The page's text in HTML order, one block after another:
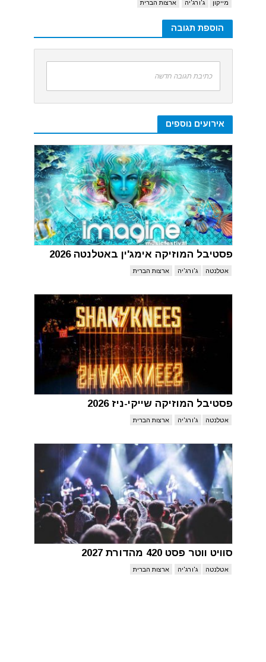
מייקון ג'ורג'יה ארצות הברית
הוספת תגובה
כתיבת תגובה חדשה
אירועים נוספים
פסטיבל המוזיקה אימג'ין באטלנטה 2026
אטלנטה ג'ורג'יה ארצות הברית
פסטיבל המוזיקה שייקי-ניז 2026
אטלנטה ג'ורג'יה ארצות הברית
סוויט ווטר פסט 420 מהדורת 2027
אטלנטה ג'ורג'יה ארצות הברית